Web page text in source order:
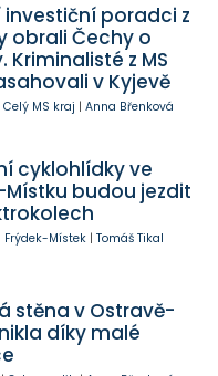
investiční poradci z
obrali Čechy o
Kriminalisté z MS
v Kyjevě
Celý MS kraj | Anna Břenková
cyklohlídky ve
Místku budou jezdit
Frýdek-Místek| Tomáš Tikal
stěna v Ostravě-
díky malé